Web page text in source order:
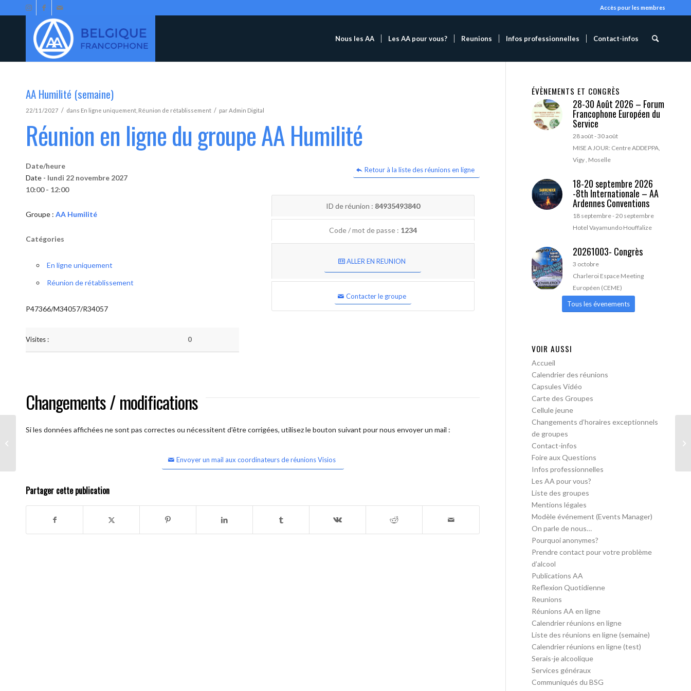
Accès pour les membres
Nous les AA Les AA pour vous? Reunions Infos professionnelles Contact-infos
AA Humilité (semaine)
22/11/2027 / dans En ligne uniquement Réunion de rétablissement / parAdmin Digital
Réunion en ligne du groupe AA Humilité
Retour à la liste des réunions en ligne
Date/heure
Date - lundi 22 novembre 2027
10:00 - 12:00
Groupe : AA Humilité
Catégories
En ligne uniquement
Réunion de rétablissement
P47366/M34057/R34057
Visites : 0
ID de réunion : 84935493840
Code / mot de passe : 1234
ALLER EN REUNION
Contacter le groupe
Changements / modifications
Si les données affichées ne sont pas correctes ou nécessitent d'être corrigées, utilisez le bouton suivant pour nous envoyer un mail :
Envoyer un mail aux coordinateurs de réunions Visios
Partager cette publication
ÉVÈNEMENTS ET CONGRÈS
28-30 Août 2026 – Forum
Francophone Européen du
Service
28 août-30 août
MISE A JOUR: Centre ADDEPPA,
Vigy , Moselle
18-20 septembre 2026
-8th Internationale – AA
Ardennes Conventions
18 septembre-20 septembre
Hotel Vayamundo Houffalize
20261003- Congrès
3 octobre
Charleroi Espace Meeting
Européen (CEME)
Tous les évenements
VOIR AUSSI
Accueil
Calendrier des réunions
Capsules Vidéo
Carte des Groupes
Cellule jeune
Changements d’horaires exceptionnels
de groupes
Contact-infos
Foire aux Questions
Infos professionnelles
Les AA pour vous?
Liste des groupes
Mentions légales
Modèle événement (Events Manager)
On parle de nous…
Pourquoi anonymes?
Prendre contact pour votre problème
d’alcool
Publications AA
Reflexion Quotidienne
Reunions
Réunions AA en ligne
Calendrier réunions en ligne
Liste des réunions en ligne (semaine)
Calendrier réunions en ligne (test)
Serais-je alcoolique
Services généraux
Communiqués du BSG